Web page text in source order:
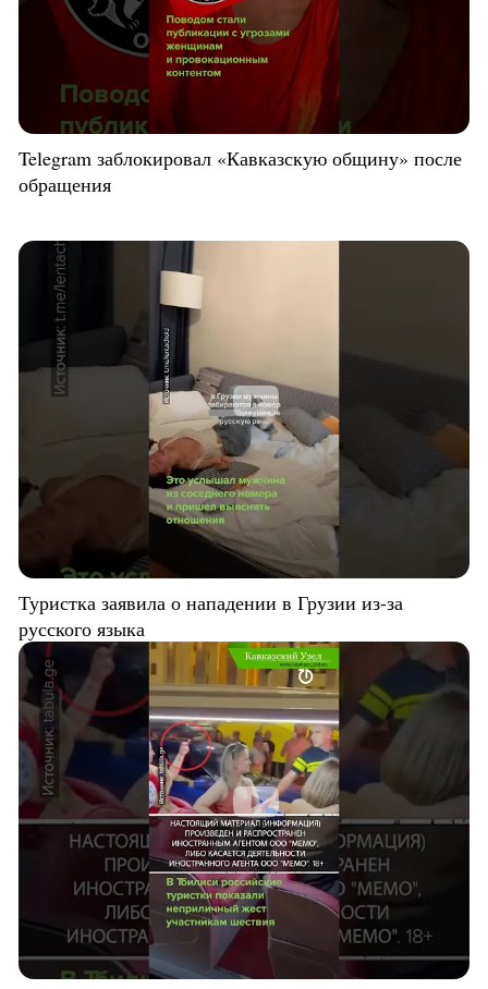
Telegram заблокировал «Кавказскую общину» после
обращения
Туристка заявила о нападении в Грузии из-за
русского языка